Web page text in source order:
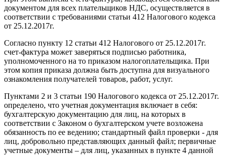
документом для всех плательщиков НДС, осуществляется в
соответствии с требованиями статьи 412 Налогового кодекса
от 25.12.2017г.
Согласно пункту 12 статьи 412 Налогового от 25.12.2017г.
счет-фактура может заверяться подписью работника,
уполномоченного на то приказом налогоплательщика. При
этом копия приказа должна быть доступна для визуального
ознакомления получателей товаров, работ, услуг.
Пунктами 2 и 3 статьи 190 Налогового кодекса от 25.12.2017г.
определено, что учетная документация включает в себя:
бухгалтерскую документацию для лиц, на которых в
соответствии с Законом о бухгалтерском учете возложена
обязанность по ее ведению; стандартный файл проверки - для
лиц, добровольно представляющих данный файл; первичные
учетные документы – для лиц, указанных в пункте 4 данной